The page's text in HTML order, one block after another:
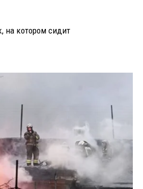
на котором сидит